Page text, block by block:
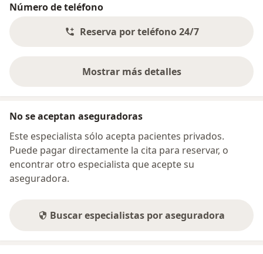
Número de teléfono
Reserva por teléfono 24/7
Mostrar más detalles
sobre la dirección
No se aceptan aseguradoras
Este especialista sólo acepta pacientes privados.
Puede pagar directamente la cita para reservar, o
encontrar otro especialista que acepte su
aseguradora.
Buscar especialistas por aseguradora